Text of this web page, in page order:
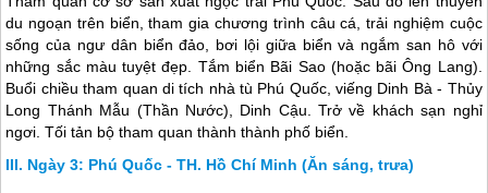
du ngoạn trên biển, tham gia chương trình câu cá, trải nghiệm cuộc
sống của ngư dân biển đảo, bơi lội giữa biển và ngắm san hô với
những sắc màu tuyệt đẹp. Tắm biển Bãi Sao (hoặc bãi Ông Lang).
Buổi chiều tham quan di tích nhà tù Phú Quốc, viếng Dinh Bà - Thủy
Long Thánh Mẫu (Thần Nước), Dinh Cậu. Trở về khách sạn nghỉ
ngơi. Tối tản bộ tham quan thành thành phố biển.
Ngày 3: Phú Quốc - TH. Hồ Chí Minh (Ăn sáng, trưa)